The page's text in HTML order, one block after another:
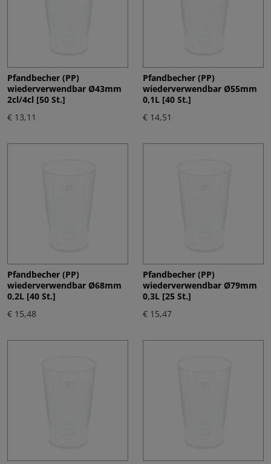
Pfandbecher (PP)
wiederverwendbar Ø43mm
2cl/4cl [50 St.]
€ 13,11
Pfandbecher (PP)
wiederverwendbar Ø55mm
0,1L [40 St.]
€ 14,51
Pfandbecher (PP)
wiederverwendbar Ø68mm
0,2L [40 St.]
€ 15,48
Pfandbecher (PP)
wiederverwendbar Ø79mm
0,3L [25 St.]
€ 15,47